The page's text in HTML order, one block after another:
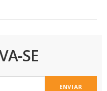
SE
ENVIAR